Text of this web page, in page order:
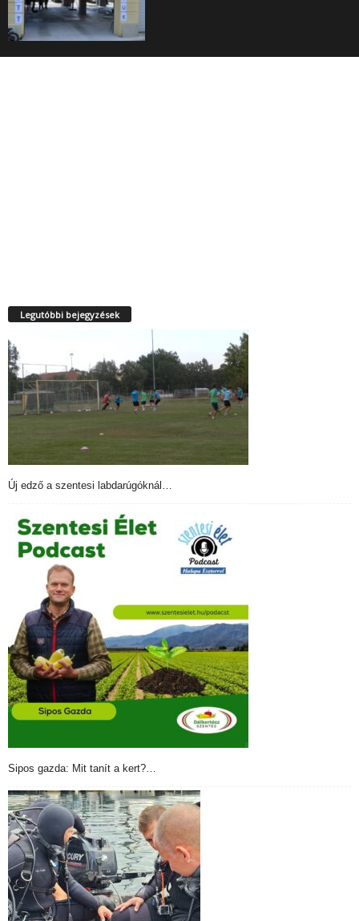
Legutóbbi bejegyzések
Új edző a szentesi labdarúgóknál…
Sipos gazda: Mit tanít a kert?…